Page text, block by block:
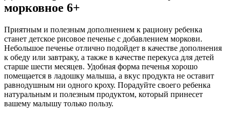
морковное 6+
Приятным и полезным дополнением к рациону ребенка
станет детское рисовое печенье с добавлением моркови.
Небольшое печенье отлично подойдет в качестве дополнения
к обеду или завтраку, а также в качестве перекуса для детей
старше шести месяцев. Удобная форма печенья хорошо
помещается в ладошку малыша, а вкус продукта не оставит
равнодушным ни одного кроху. Порадуйте своего ребенка
натуральным и полезным продуктом, который принесет
вашему малышу только пользу.